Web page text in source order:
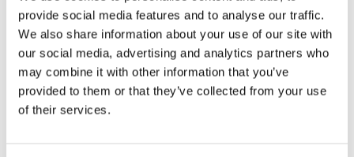
provide social media features and to analyse our traffic.
We also share information about your use of our site with
our social media, advertising and analytics partners who
may combine it with other information that you’ve
provided to them or that they’ve collected from your use
of their services.